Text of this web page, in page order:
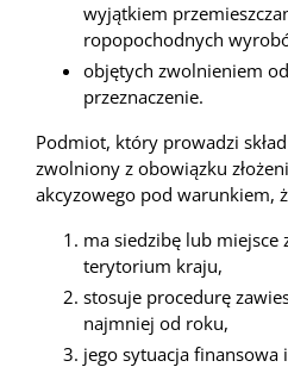
wyjątkiem
ropopochodnych
objętych zwolnieniem
przeznaczenie.
Podmiot, który prowadzi
zwolniony z obowiązku
akcyzowego pod warunkiem,
ma siedzibę lub miejsce
terytorium kraju,
stosuje procedurę
najmniej od roku,
jego sytuacja finansowa